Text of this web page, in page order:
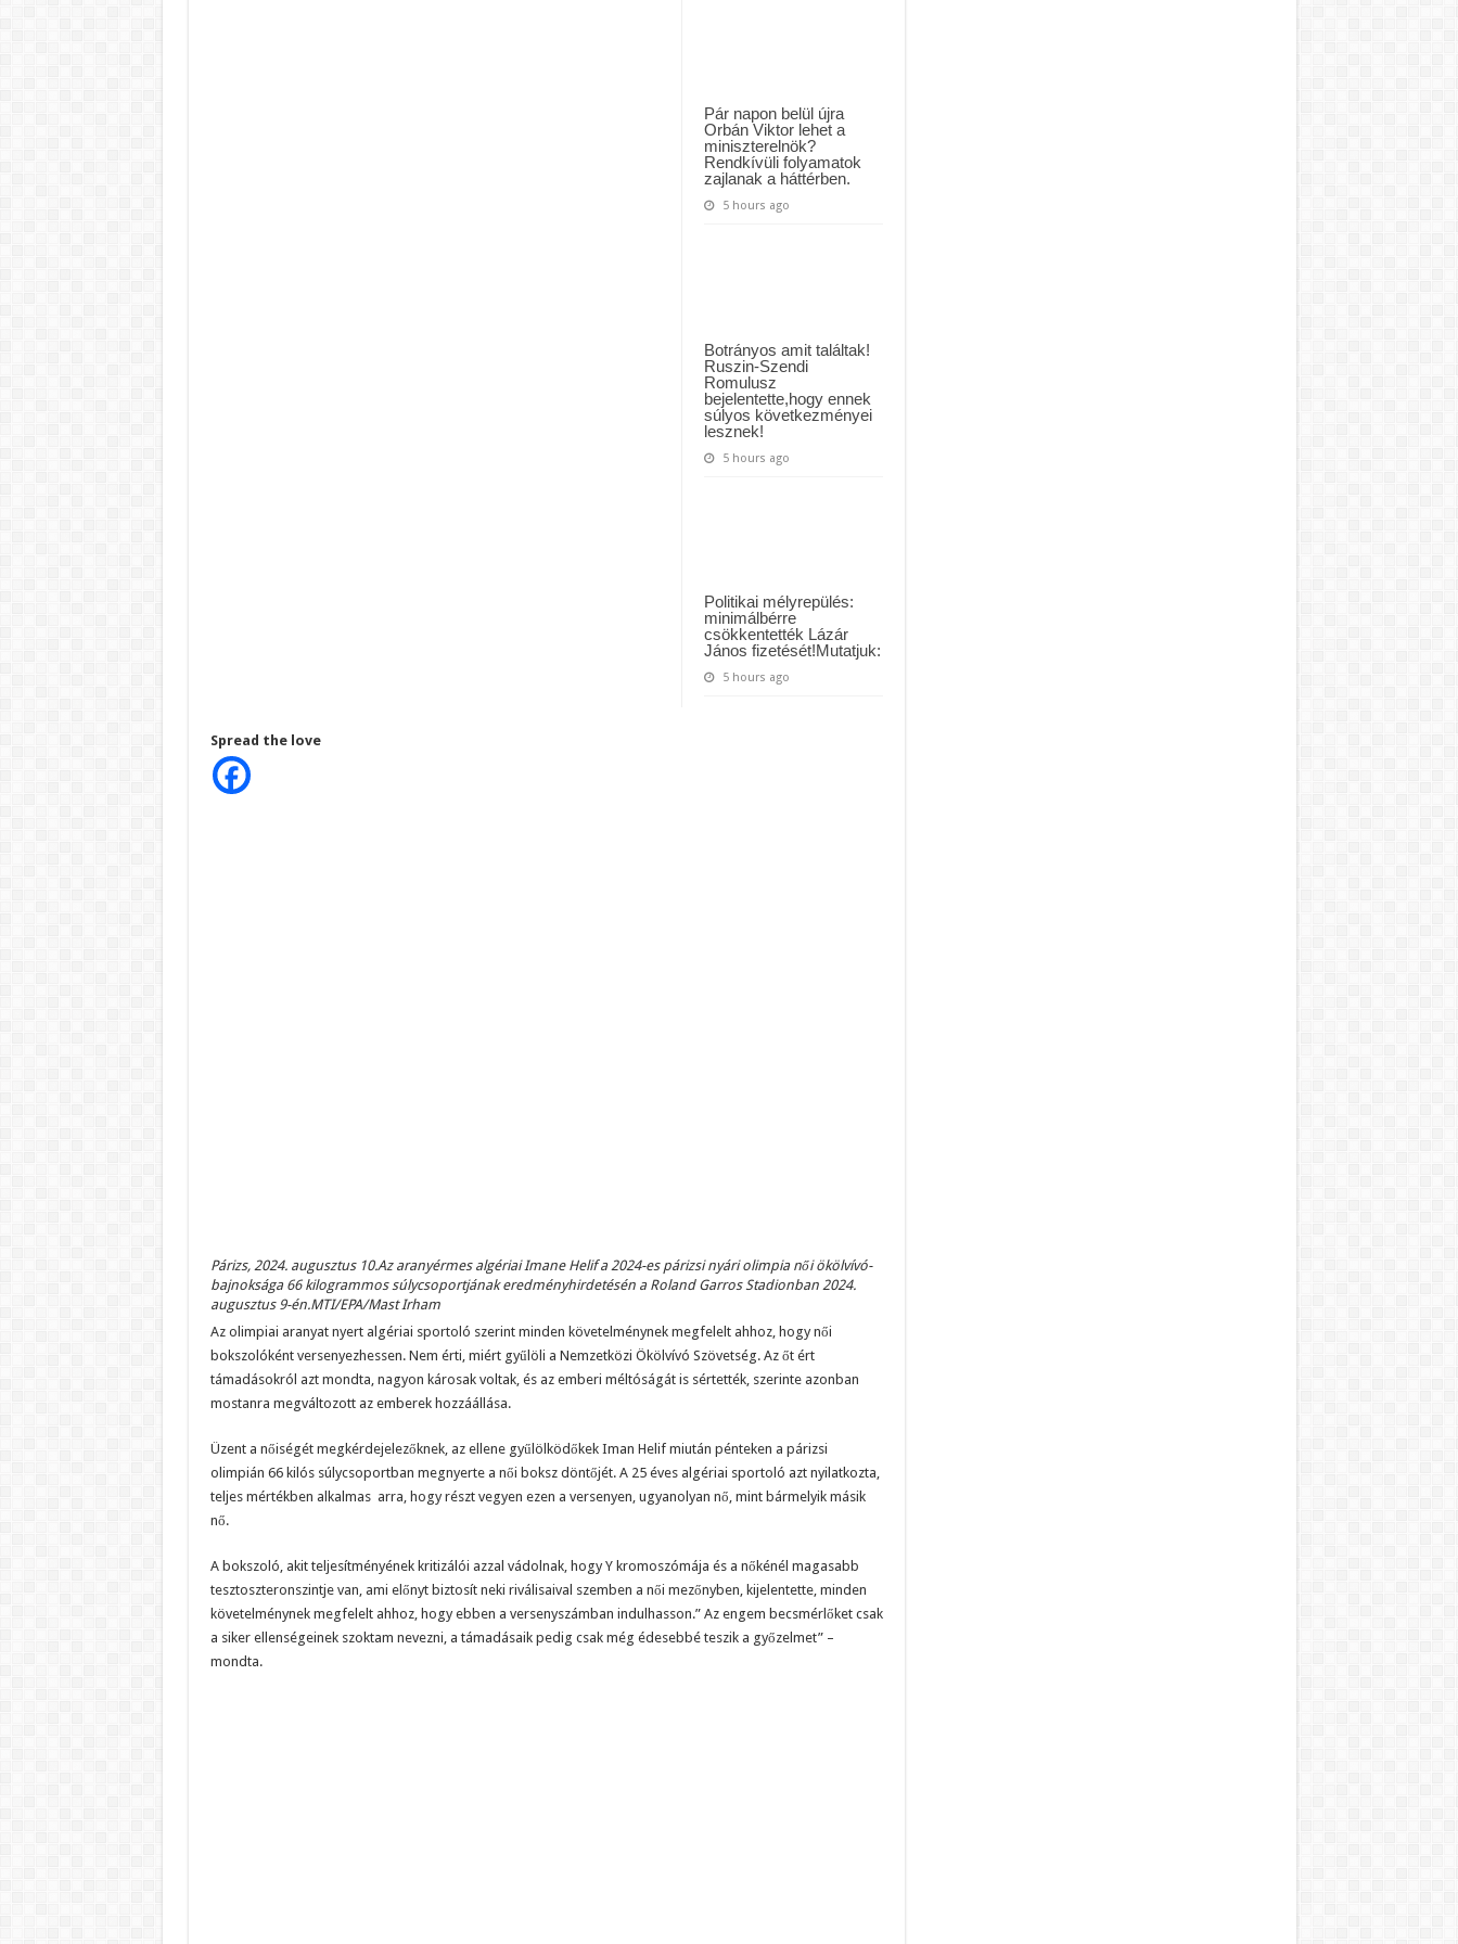
Pár napon belül újra
Orbán Viktor lehet a
miniszterelnök?
Rendkívüli folyamatok
zajlanak a háttérben.
5 hours ago
Botrányos amit találtak!
Ruszin-Szendi
Romulusz
bejelentette,hogy ennek
súlyos következményei
lesznek!
5 hours ago
Politikai mélyrepülés:
minimálbérre
csökkentették Lázár
János fizetését!Mutatjuk:
5 hours ago
Spread the love
Párizs, 2024. augusztus 10.Az aranyérmes algériai Imane Helif a 2024-es párizsi nyári olimpia női ökölvívó-
bajnoksága 66 kilogrammos súlycsoportjának eredményhirdetésén a Roland Garros Stadionban 2024.
augusztus 9-én.MTI/EPA/Mast Irham
Az olimpiai aranyat nyert algériai sportoló szerint minden követelménynek megfelelt ahhoz, hogy női
bokszolóként versenyezhessen. Nem érti, miért gyűlöli a Nemzetközi Ökölvívó Szövetség. Az őt ért
támadásokról azt mondta, nagyon károsak voltak, és az emberi méltóságát is sértették, szerinte azonban
mostanra megváltozott az emberek hozzáállása.
Üzent a nőiségét megkérdejelezőknek, az ellene gyűlölködőkek Iman Helif miután pénteken a párizsi
olimpián 66 kilós súlycsoportban megnyerte a női boksz döntőjét. A 25 éves algériai sportoló azt nyilatkozta,
teljes mértékben alkalmas arra, hogy részt vegyen ezen a versenyen, ugyanolyan nő, mint bármelyik másik
nő.
A bokszoló, akit teljesítményének kritizálói azzal vádolnak, hogy Y kromoszómája és a nőkénél magasabb
tesztoszteronszintje van, ami előnyt biztosít neki riválisaival szemben a női mezőnyben, kijelentette, minden
követelménynek megfelelt ahhoz, hogy ebben a versenyszámban indulhasson.” Az engem becsmérlőket csak
a siker ellenségeinek szoktam nevezni, a támadásaik pedig csak még édesebbé teszik a győzelmet” –
mondta.